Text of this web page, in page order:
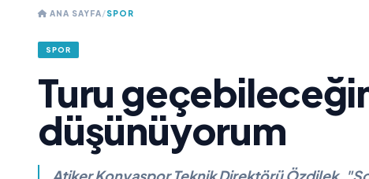
ANA SAYFA/SPOR
SPOR
Turu
düşünüyorum